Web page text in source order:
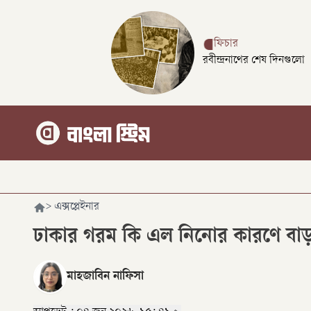
ফিচার
রবীন্দ্রনাথের শেষ দিনগুলো
> এক্সপ্লেইনার
ঢাকার গরম কি এল নিনোর কারণে
মাহজাবিন নাফিসা